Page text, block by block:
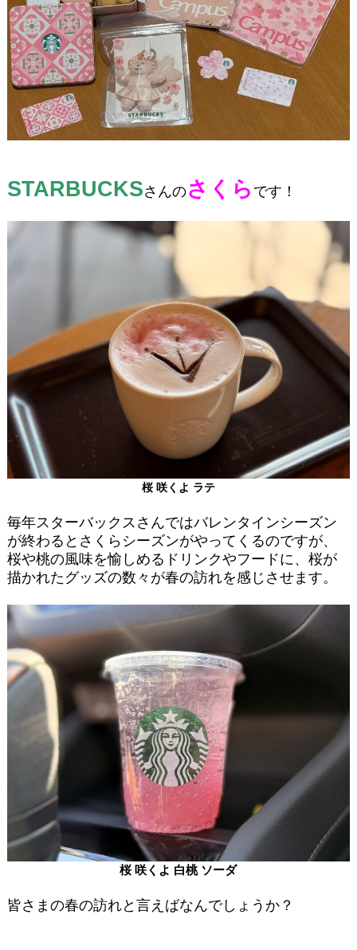
STARBUCKSさんのさくら です！
桜 咲くよ ラテ
毎年スターバックスさんではバレンタインシーズン
が終わるとさくらシーズンがやってくるのですが、
桜や桃の風味を愉しめるドリンクやフードに、 桜が
描かれたグッズの数々が春の訪れを感じさせます。
桜 咲くよ 白桃 ソーダ
皆さまの春の訪れと言えばなんでしょうか？